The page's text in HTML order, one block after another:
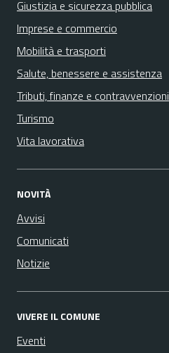
Giustizia e sicurezza pubblica
Imprese e commercio
Mobilità e trasporti
Salute, benessere e assistenza
Tributi, finanze e contravvenzioni
Turismo
Vita lavorativa
NOVITÀ
Avvisi
Comunicati
Notizie
VIVERE IL COMUNE
Eventi